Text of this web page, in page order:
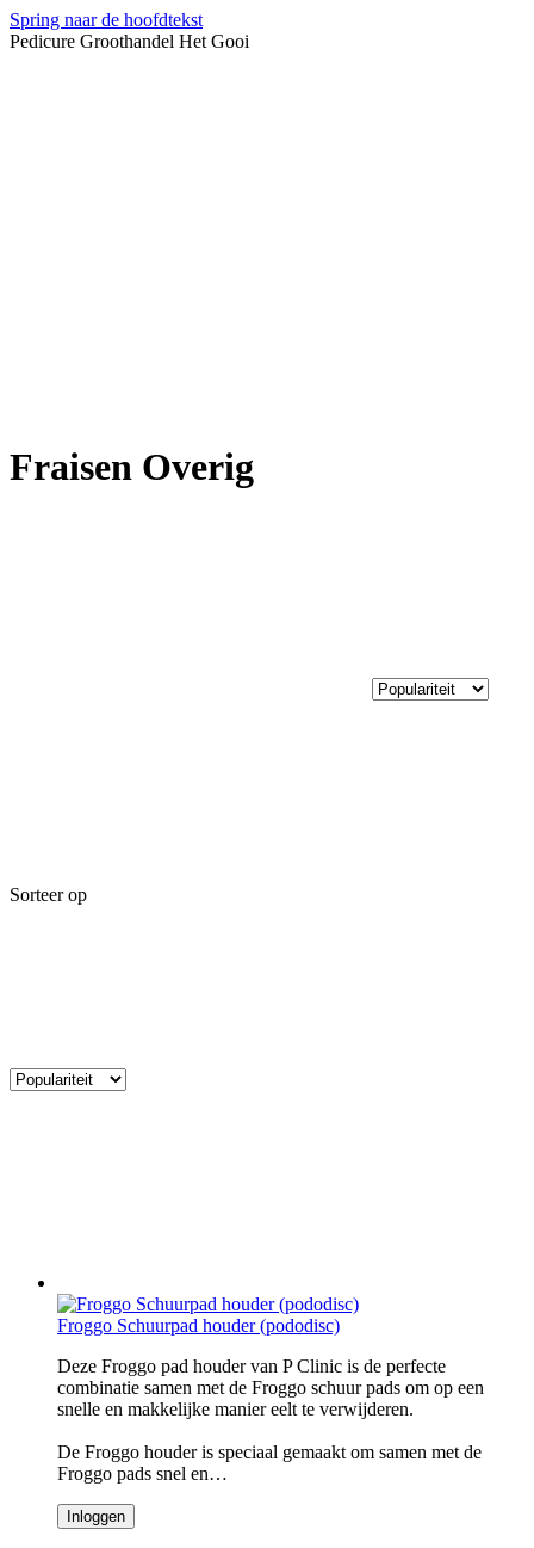
Spring naar de hoofdtekst
Pedicure Groothandel Het Gooi
Fraisen Overig
Sorteer op
Froggo Schuurpad houder (pododisc)
Deze Froggo pad houder van P Clinic is de perfecte
combinatie samen met de Froggo schuur pads om op een
snelle en makkelijke manier eelt te verwijderen.
De Froggo houder is speciaal gemaakt om samen met de
Froggo pads snel en…
Inloggen